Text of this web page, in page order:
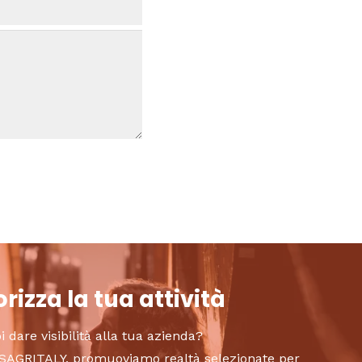
la tua attività
dare visibilità alla tua azienda?
promuoviamo realtà selezionate per